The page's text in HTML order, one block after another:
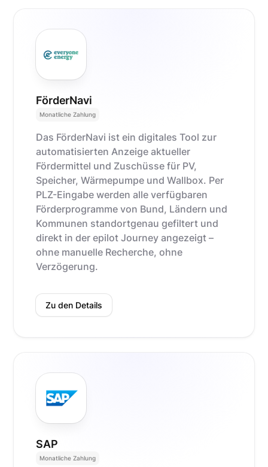
FörderNavi
Monatliche Zahlung
Das FörderNavi ist ein digitales Tool zur
automatisierten Anzeige aktueller
Fördermittel und Zuschüsse für PV,
Speicher, Wärmepumpe und Wallbox. Per
PLZ-Eingabe werden alle verfügbaren
Förderprogramme von Bund, Ländern und
Kommunen standortgenau gefiltert und
direkt in der epilot Journey angezeigt –
ohne manuelle Recherche, ohne
Verzögerung.
Zu den Details
SAP
Monatliche Zahlung